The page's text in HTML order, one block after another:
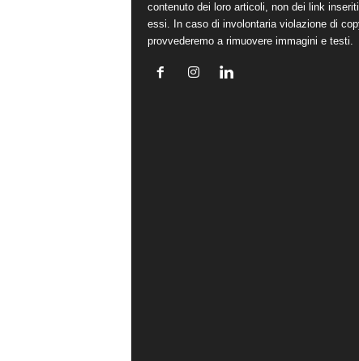
contenuto dei loro articoli, non dei link
essi. In caso di involontaria violazione di
provvederemo a rimuovere immagini e testi.